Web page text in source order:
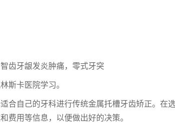
齿牙龈发炎肿痛，零式牙突
斯卡医院学习。
合自己的牙科进行传统金属托槽牙齿矫正。在
费用等信息，以便做出好的决策。